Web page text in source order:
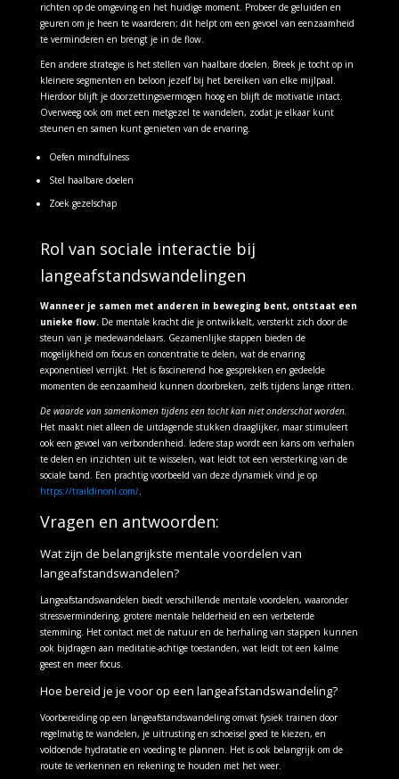
richten op de omgeving en het huidige moment. Probeer de geluiden en
geuren om je heen te waarderen; dit helpt om een gevoel van eenzaamheid
te verminderen en brengt je in de flow.
Een andere strategie is het stellen van haalbare doelen. Breek je tocht op in
kleinere segmenten en beloon jezelf bij het bereiken van elke mijlpaal.
Hierdoor blijft je doorzettingsvermogen hoog en blijft de motivatie intact.
Overweeg ook om met een metgezel te wandelen, zodat je elkaar kunt
steunen en samen kunt genieten van de ervaring.
Oefen mindfulness
Stel haalbare doelen
Zoek gezelschap
Rol van sociale interactie bij
langeafstandswandelingen
Wanneer je samen met anderen in beweging bent, ontstaat een
unieke flow.De mentale kracht die je ontwikkelt, versterkt zich door de
steun van je medewandelaars. Gezamenlijke stappen bieden de
mogelijkheid om focus en concentratie te delen, wat de ervaring
exponentieel verrijkt. Het is fascinerend hoe gesprekken en gedeelde
momenten de eenzaamheid kunnen doorbreken, zelfs tijdens lange ritten.
De waarde van samenkomen tijdens een tocht kan niet onderschat worden.
Het maakt niet alleen de uitdagende stukken draaglijker, maar stimuleert
ook een gevoel van verbondenheid. Iedere stap wordt een kans om verhalen
te delen en inzichten uit te wisselen, wat leidt tot een versterking van de
sociale band. Een prachtig voorbeeld van deze dynamiek vind je op
https://traildinonl.com/.
Vragen en antwoorden:
Wat zijn de belangrijkste mentale voordelen van
langeafstandswandelen?
Langeafstandswandelen biedt verschillende mentale voordelen, waaronder
stressvermindering, grotere mentale helderheid en een verbeterde
stemming. Het contact met de natuur en de herhaling van stappen kunnen
ook bijdragen aan meditatie-achtige toestanden, wat leidt tot een kalme
geest en meer focus.
Hoe bereid je je voor op een langeafstandswandeling?
Voorbereiding op een langeafstandswandeling omvat fysiek trainen door
regelmatig te wandelen, je uitrusting en schoeisel goed te kiezen, en
voldoende hydratatie en voeding te plannen. Het is ook belangrijk om de
route te verkennen en rekening te houden met het weer.